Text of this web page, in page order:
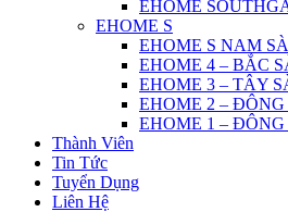
EHOME
EHOME S
EHOME S NAM
EHOME 4 – BẮC
EHOME 3 – TÂY
EHOME 2 –
EHOME 1 –
Thành Viên
Tin Tức
Tuyển Dụng
Liên Hệ